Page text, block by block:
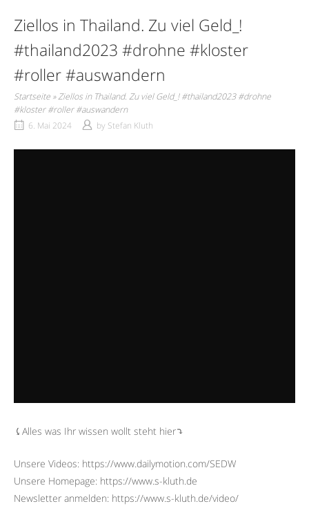
Ziellos in Thailand. Zu viel Geld_!
#thailand2023 #drohne #kloster
#roller #auswandern
Startseite »Ziellos in Thailand. Zu viel Geld_! #thailand2023 #drohne
#kloster #roller #auswandern
6. Mai 2024
by Stefan Kluth
⤹Alles was Ihr wissen wollt steht hier⤵︎
Unsere Videos: https://www.dailymotion.com/SEDW
Unsere Homepage: https://www.s-kluth.de
Newsletter anmelden: https://www.s-kluth.de/video/